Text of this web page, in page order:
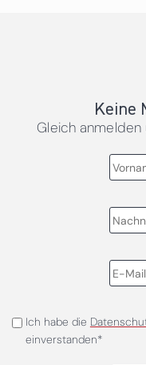
Keine
Gleich
Ich habe die
einverstanden*